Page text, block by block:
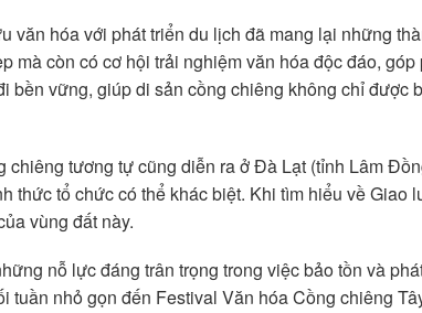
văn hóa với phát triển du lịch đã mang lại những
mà còn có cơ hội trải nghiệm văn hóa độc đáo,
vững, giúp di sản cồng chiêng không chỉ được
tương tự cũng diễn ra ở Đà Lạt (tỉnh Lâm
thức tổ chức có thể khác biệt. Khi tìm hiểu về Giao
vùng đất này.
nỗ lực đáng trân trọng trong việc bảo tồn và
nhỏ gọn đến Festival Văn hóa Cồng chiêng